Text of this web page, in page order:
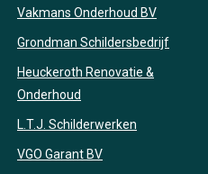
Vakmans Onderhoud BV
Grondman Schildersbedrijf
Heuckeroth Renovatie &
Onderhoud
L.T.J. Schilderwerken
VGO Garant BV